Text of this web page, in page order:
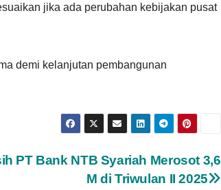
jika ada perubahan kebijakan pusat
demi kelanjutan pembangunan
PT Bank NTB Syariah Merosot 3,6
M di Triwulan II 2025